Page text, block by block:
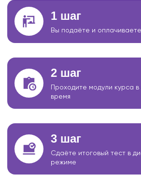
1 шаг
Вы подаёте и оплачиваете
2 шаг
Проходите модули курса
время
3 шаг
Сдаёте итоговый тест в
режиме